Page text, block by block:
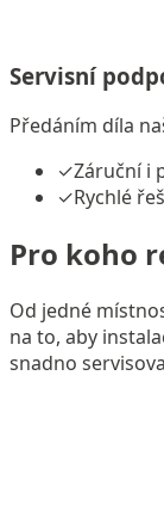
Servisní
Předáním díla
✓Záruční i
✓Rychlé
Pro koho
Od jedné
na to, aby
snadno